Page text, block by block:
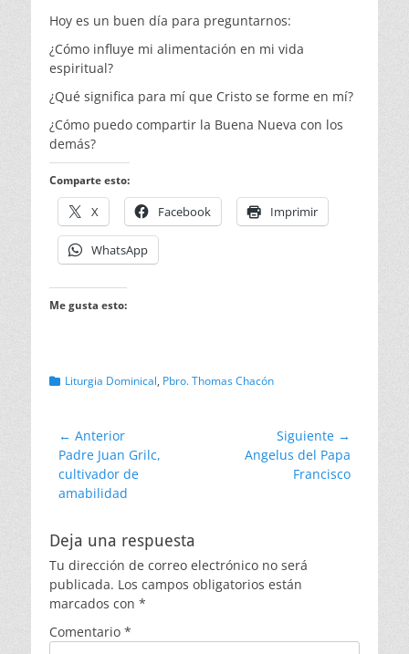
Hoy es un buen día para preguntarnos:
¿Cómo influye mi alimentación en mi vida
espiritual?
¿Qué significa para mí que Cristo se forme en mí?
¿Cómo puedo compartir la Buena Nueva con los
demás?
Comparte esto:
X Facebook Imprimir
WhatsApp
Me gusta esto:
Categorias
Liturgia Dominical, Pbro. Thomas Chacón
Navegación
de
entradas
← Anterior
Entrada
anterior:
Padre Juan Grilc,
cultivador de
amabilidad
Siguiente →
EntradaAngelus del Papa
Francisco
Deja una respuesta
Tu dirección de correo electrónico no será
publicada. Los campos obligatorios están
marcados con *
Comentario *